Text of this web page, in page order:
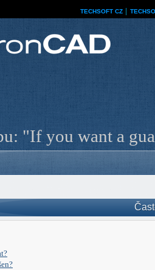
TECHSOFT CZ
"If you want a